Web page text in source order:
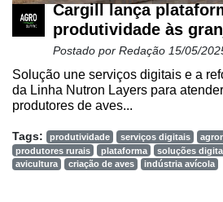
Cargill lança
produtividade às
Postado por Redação 15/05/
Solução une serviços digitais e a
da Linha Nutron Layers para
produtores de aves...
Tags: produtividade serviços digitais
produtores rurais
plataforma
soluções
avicultura
criação de aves indústria avícola